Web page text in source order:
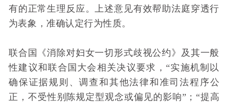
有的正常生理反应。上述意见有效帮助法庭穿透行
为表象，准确认定行为性质。
联合国《消除对妇女一切形式歧视公约》及其一般
性建议和联合国大会相关决议要求，“实施机制以
确保证据规则、调查和其他法律和准司法程序公
正，不受性别陈规定型观念或偏见的影响”；“提高